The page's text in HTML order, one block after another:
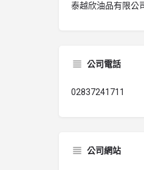
泰越欣油品有限公
公司電話
02837241711
公司網站